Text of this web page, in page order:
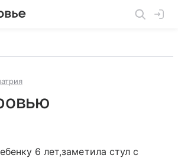
6 лет,заметила стул с